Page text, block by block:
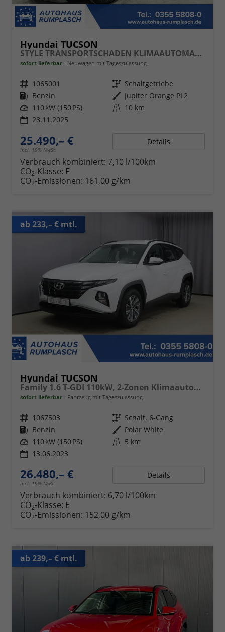
Hyundai TUCSON
STYLE TRANSPORTSCHADEN KLIMAAUTOMATIK TOTWINKEL NAVI SHZ RFK PDC
sofort lieferbar Neuwagen mit Tageszulassung
Fahrzeugnr. 1065001 Getriebe Schaltgetriebe
Kraftstoff Benzin Außenfarbe Jupiter Orange PL2
Leistung 110 kW (150 PS) Kilometerstand 10 km
28.11.2025
25.490,– €
incl. 19% MwSt.
Details
Verbrauch kombiniert: 7,10 l/100km
CO2-Klasse: F
CO2-Emissionen: 161,00 g/km
ab 233,– € mtl.
Hyundai TUCSON
Family 1.6 T-GDI 110kW, 2-Zonen Klimaautomatik, Sitzheizung, AppleCarPlay&Android Auto, Freisprecheinrichtung, Radio DAB, Verkehrszeichenerkennung, Rückfahrkamera, eCall Notrufsystem, 17 Zoll Leichtmetallfelgen, uvm.
sofort lieferbar Fahrzeug mit Tageszulassung
Fahrzeugnr. 1067503 Getriebe Schalt. 6-Gang
Kraftstoff Benzin Außenfarbe Polar White
Leistung 110 kW (150 PS) Kilometerstand 5 km
13.06.2023
26.480,– €
incl. 19% MwSt.
Details
Verbrauch kombiniert: 6,70 l/100km
CO2-Klasse: E
CO2-Emissionen: 152,00 g/km
ab 239,– € mtl.